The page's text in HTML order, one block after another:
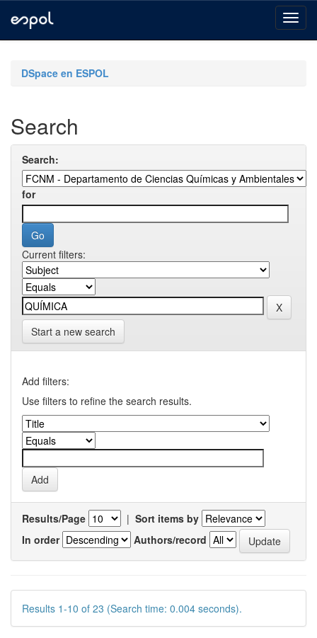
navigationDSpace en ESPOL
Search
Search:
for
Current filters:
Start a new search
Add filters:
Use filters to refine the search results.
Results/Page | Sort items by
In order
Authors/record
Results 1-10 of 23 (Search time: 0.004 seconds).